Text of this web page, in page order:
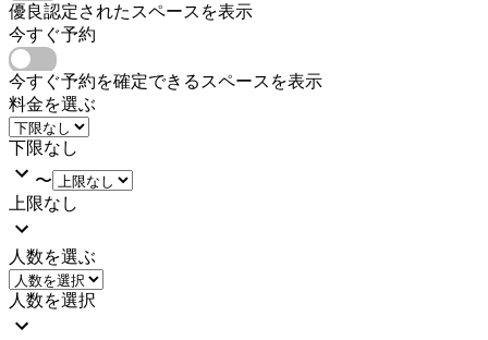
優良認定されたスペースを表示
今すぐ予約
今すぐ予約を確定できるスペースを表示
料金を選ぶ
下限なし
〜
上限なし
人数を選ぶ
人数を選択